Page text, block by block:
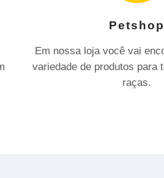
Petshop
Em nossa loja você vai
variedade de produtos para
raças.